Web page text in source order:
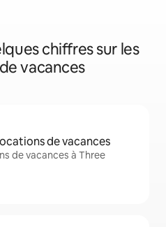
chiffres sur les
vacances
de vacances
de vacances à Three